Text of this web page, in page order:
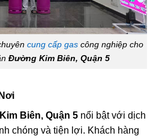
cung cấp gas công nghiệp cho
Đường Kim Biên, Quận 5
Biên, Quận 5 nổi bật với dịch
chóng và tiện lợi. Khách hàng